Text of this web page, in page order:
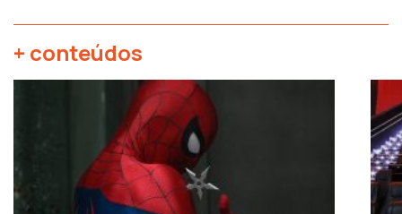
+ conteúdos